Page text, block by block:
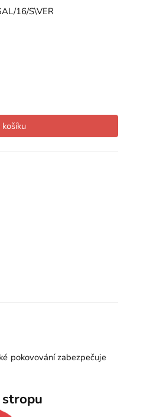
16/S\VER
pokovování zabezpečuje